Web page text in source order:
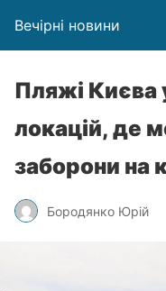
Вечірні новини
Пляжі Києва
локацій, де
заборони на
Бородянко Юрій